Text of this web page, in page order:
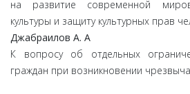
на развитие современной
культуры и защиту культурных прав
Джабраилов А. А
К вопросу об отдельных
граждан при возникновении